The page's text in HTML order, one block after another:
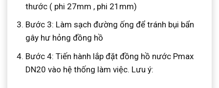
thước ( phi 27mm , phi 21mm)
Bước 3: Làm sạch đường ống để tránh bụi bẩn
gây hư hỏng đồng hồ
Bước 4: Tiến hành lắp đặt đồng hồ nước Pmax
DN20 vào hệ thống làm việc. Lưu ý: